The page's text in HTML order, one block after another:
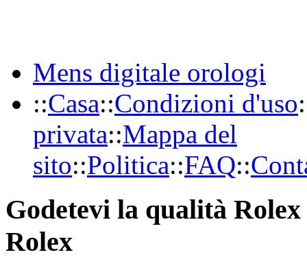
Mens digitale orologi
::Casa::Condizioni d'uso
privata::Mappa del
sito::Politica::FAQ::
Godetevi la qualità
Rolex